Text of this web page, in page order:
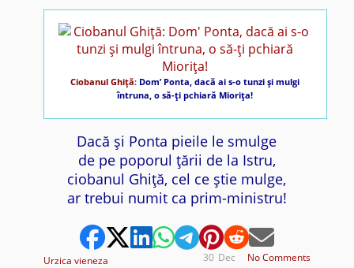
Ciobanul Ghiţă: Dom’ Ponta, dacă ai s-o tunzi şi mulgi
întruna, o să-ţi pchiară Mioriţa!
Dacă şi Ponta pieile le smulge
de pe poporul ţării de la Istru,
ciobanul Ghiţă, cel ce ştie mulge,
ar trebui numit ca prim-ministru!
Urzica vieneza No Comments
Dec
30